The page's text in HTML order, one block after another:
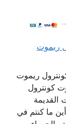
66041166 توصيل ريموت
ريموت
كونترول
القديمة
ما كنتم في